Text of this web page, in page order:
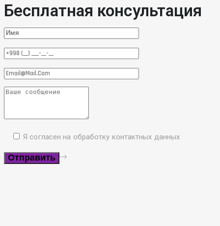
Бесплатная консультация
Я согласен на обработку контактных данных